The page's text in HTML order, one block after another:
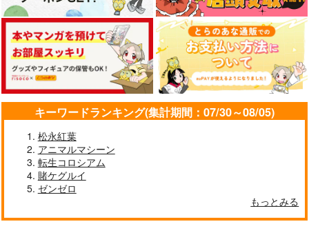
カート カート カート
Lun Lun Roo
あまどや
好き鯖たちに女装させ
ただけ
キーワードランキング(集計期間：07/30～08/05)
松永紅葉
アニマルマシーン
転生コロシアム
賭ケグルイ
ゼンゼロ
もっとみる